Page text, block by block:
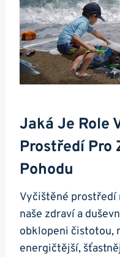
Jaká Je Role
Prostředí Pro
Pohodu
Vyčištěné prostředí
naše zdraví a
obklopeni čistotou,
energičtější,